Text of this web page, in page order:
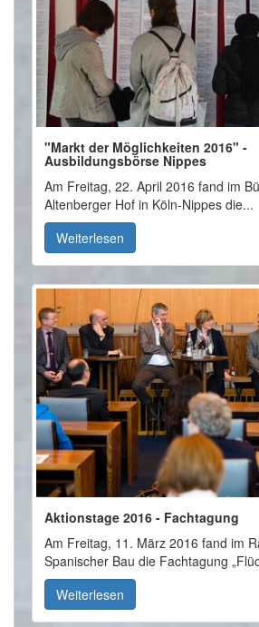
"Markt der Möglichkeiten 2016" -
Ausbildungsbörse Nippes
Am Freitag, 22. April 2016 fand im
Altenberger Hof in Köln-Nippes die...
Weiterlesen
Aktionstage 2016 - Fachtagung
Am Freitag, 11. März 2016 fand im
Spanischer Bau die Fachtagung
Weiterlesen